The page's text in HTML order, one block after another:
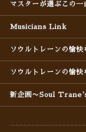
マスターが選ぶこの一
Musicians Link
ソウルトレーンの愉
ソウルトレーンの愉
新企画〜Soul